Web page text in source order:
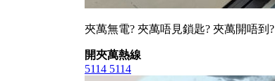
夾萬無電? 夾萬唔見鎖匙? 夾萬開唔到?
開夾萬熱線
5114 5114